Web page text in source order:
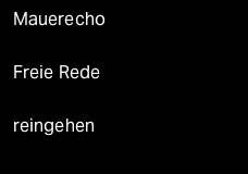
Mauerecho
Freie Rede
reingehen